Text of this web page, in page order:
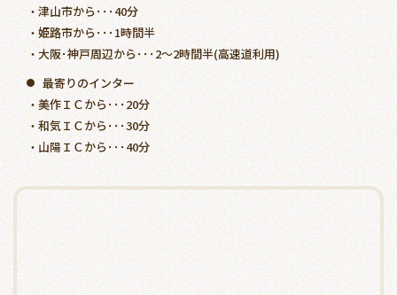
・ 津山市から･･･40分
・ 姫路市から･･･1時間半
・大阪･神戸周辺から･･･2～2時間半(高速道利用)
● 最寄りのインター
・ 美作ＩＣから･･･20分
・ 和気ＩＣから･･･30分
・ 山陽ＩＣから･･･40分